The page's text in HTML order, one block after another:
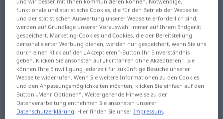
Übersicht aller Übersetzungen
(Für mehr Details die Übersetzung anklicken/antippen)
posluchač
posluchač M Zuhörer
funktionale und statistische Cookies, die für den Betrieb der Webseite
und der statistischen Auswertung unserer Webseite erforderlich sind,
werden auf Grundlage unserer Vorauswahl immer auf Ihrem Endgerät
gespeichert. Marketing-Cookies und Cookies, die der Bereitstellung
personalisierter Werbung dienen, werden nur gespeichert, wenn Sie uns
durch einen Klick auf den „Akzeptieren“-Button Ihr Einverständnis
geben. Klicken Sie ansonsten auf „Fortfahren ohne Akzeptieren“. Sie
können Ihre Einwilligung jederzeit für zukünftige Besuche unserer
Webseite widerrufen. Wenn Sie weitere Informationen zu den Cookies
und den Anpassungsmöglichkeiten möchten, klicken Sie einfach auf den
Button „Mehr Optionen“. Weitergehende Hinweise zu der
Datenverarbeitung entnehmen Sie ansonsten unserer
Datenschutzerklärung . Hier finden Sie unserImpressum